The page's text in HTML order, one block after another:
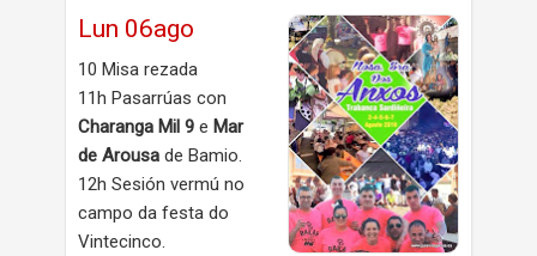
Lun 06ago
10 Misa rezada
11h Pasarrúas con
Charanga Mil 9 e Mar
de Arousa de Bamio.
12h Sesión vermú no
campo da festa do
Vintecinco.